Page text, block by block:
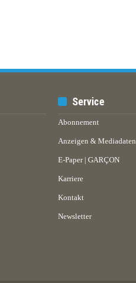
Service
Abonnement
Anzeigen & Mediadaten
E-Paper | GARÇON
Karriere
Kontakt
Newsletter